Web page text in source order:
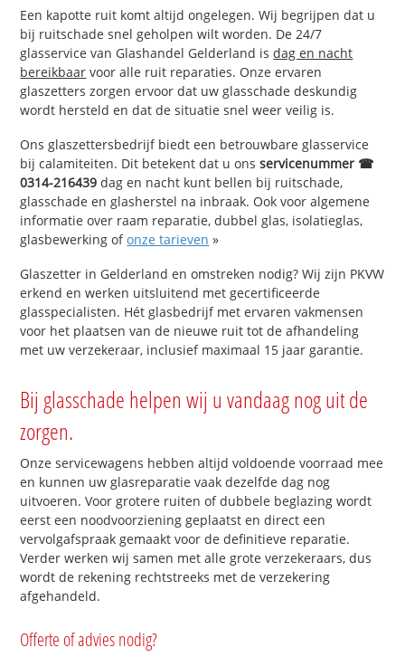
Een kapotte ruit komt altijd ongelegen. Wij begrijpen dat u
bij ruitschade snel geholpen wilt worden. De 24/7
glasservice van Glashandel Gelderland isdag en nacht
bereikbaar voor alle ruit reparaties. Onze ervaren
glaszetters zorgen ervoor dat uw glasschade deskundig
wordt hersteld en dat de situatie snel weer veilig is.
Ons glaszettersbedrijf biedt een betrouwbare glasservice
bij calamiteiten. Dit betekent dat u onsservicenummer ☎
0314-216439 dag en nacht kunt bellen bij ruitschade,
glasschade en glasherstel na inbraak. Ook voor algemene
informatie over raam reparatie, dubbel glas, isolatieglas,
glasbewerking ofonze tarieven »
Glaszetter in Gelderland en omstreken nodig? Wij zijn PKVW
erkend en werken uitsluitend met gecertificeerde
glasspecialisten. Hét glasbedrijf met ervaren vakmensen
voor het plaatsen van de nieuwe ruit tot de afhandeling
met uw verzekeraar, inclusief maximaal 15 jaar garantie.
Bij glasschade helpen wij u vandaag nog uit de
zorgen.
Onze servicewagens hebben altijd voldoende voorraad mee
en kunnen uw glasreparatie vaak dezelfde dag nog
uitvoeren. Voor grotere ruiten of dubbele beglazing wordt
eerst een noodvoorziening geplaatst en direct een
vervolgafspraak gemaakt voor de definitieve reparatie.
Verder werken wij samen met alle grote verzekeraars, dus
wordt de rekening rechtstreeks met de verzekering
afgehandeld.
Offerte of advies nodig?